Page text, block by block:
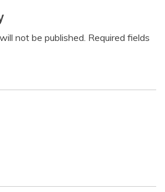
not be published. Required fields